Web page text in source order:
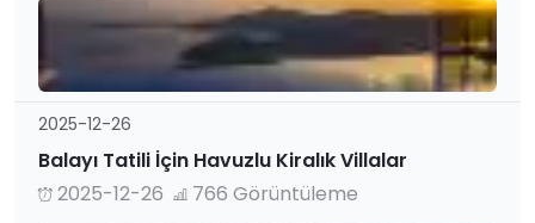
2025-12-26
Balayı Tatili İçin Havuzlu Kiralık Villalar
2025-12-26
766 Görüntüleme